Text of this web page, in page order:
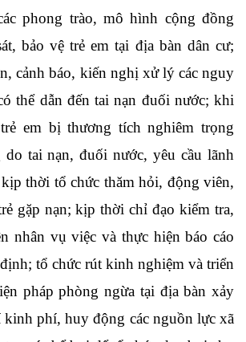
phong trào, mô hình cộng đồng
bảo vệ trẻ em tại địa bàn dân cư;
cảnh báo, kiến nghị xử lý các nguy
thể dẫn đến tai nạn đuối nước; khi
em bị thương tích nghiêm trọng
tai nạn, đuối nước, yêu cầu lãnh
thời tổ chức thăm hỏi, động viên,
gặp nạn; kịp thời chỉ đạo kiểm tra,
nhân vụ việc và thực hiện báo cáo
tổ chức rút kinh nghiệm và triển
pháp phòng ngừa tại địa bàn xảy
phí, huy động các nguồn lực xã